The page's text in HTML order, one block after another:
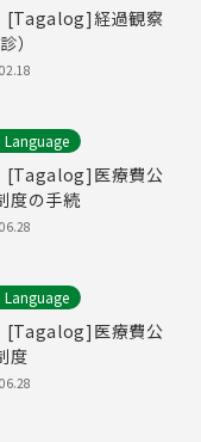
[Tagalog]経過観察
）
Language
[Tagalog]医療費公
度の手続
Language
[Tagalog]医療費公
度